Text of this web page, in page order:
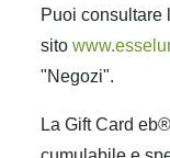
Puoi consultare
sito
"Negozi".
La Gift Card